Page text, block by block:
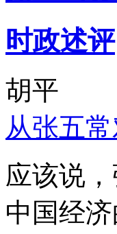
时政述评
胡平
从张五
应该说
中国经